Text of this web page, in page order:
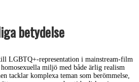
betydelse
LGBTQ+-representation i mainstream-film
miljö med både ärlig realism
tacklar komplexa teman som berömmelse,